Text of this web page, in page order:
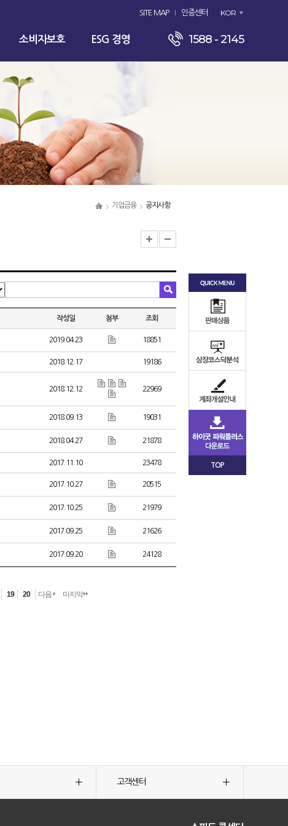
SITE MAP 인증센터 KOR
소비자보호 ESG 경영 1588 - 2145
기업금융 공지사항
작성일 첨부 조회
2019.04.23 18851
2018.12.17 19186
2018.12.12 22969
2018.09.13 19031
2018.04.27 21878
2017.11.10 23478
2017.10.27 20515
2017.10.25 21979
2017.09.25 21626
2017.09.20 24128
19 20 다음 마지막
TOP
고객센터